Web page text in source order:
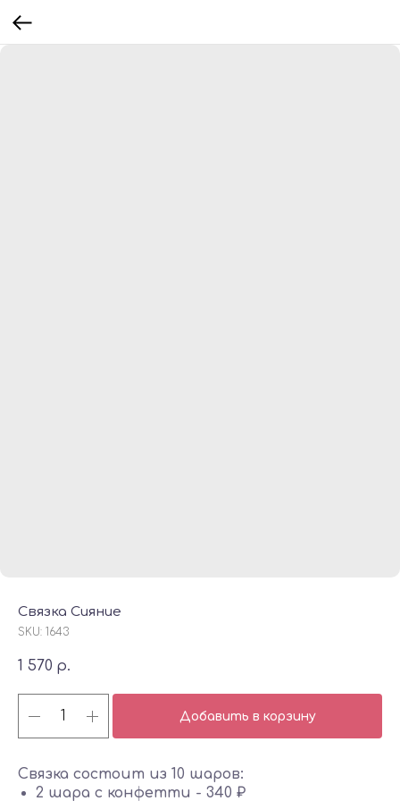
Связка Сияние
SKU: 1643
1 570 р.
Добавить в корзину
Связка состоит из 10 шаров:
2 шара с конфетти - 340 ₽